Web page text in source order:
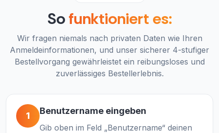
Sofunktioniert es:
Wir fragen niemals nach privaten Daten wie Ihren
Anmeldeinformationen, und unser sicherer 4-stufiger
Bestellvorgang gewährleistet ein reibungsloses und
zuverlässiges Bestellerlebnis.
1 Benutzername eingeben
Gib oben im Feld „Benutzername“ deinen